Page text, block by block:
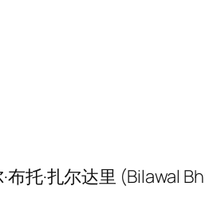
布托·扎尔达里 (Bilawal